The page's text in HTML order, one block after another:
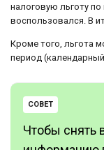
налоговую льготу
воспользовался. В
Кроме того, льгота
период (календарный
СОВЕТ
Чтобы снять